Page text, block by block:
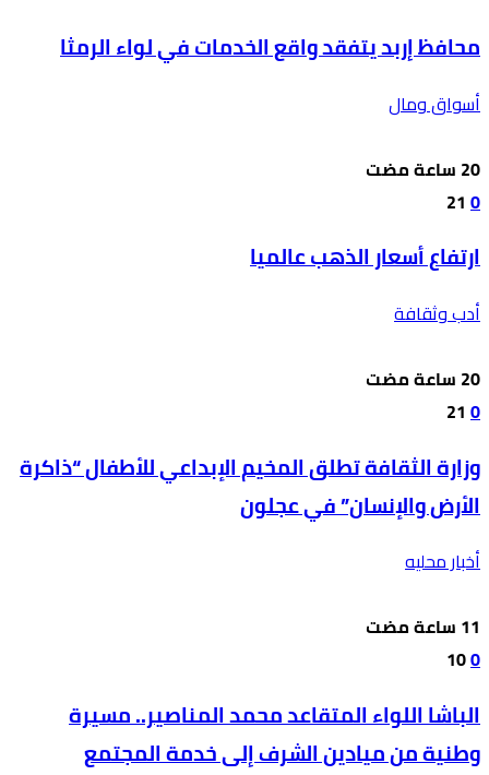
محافظ إربد يتفقد واقع الخدمات في لواء الرمثا
أسواق ومال
0
21
ارتفاع أسعار الذهب عالميا
أدب وثقافة
0
21
وزارة الثقافة تطلق المخيم الإبداعي للأطفال “ذاكرة
الأرض والإنسان” في عجلون
أخبار محليه
0
10
الباشا اللواء المتقاعد محمد المناصير.. مسيرة
وطنية من ميادين الشرف إلى خدمة المجتمع